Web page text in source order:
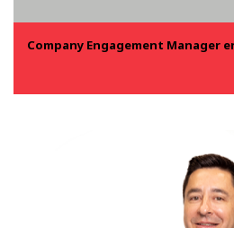
Company Engagement Manager